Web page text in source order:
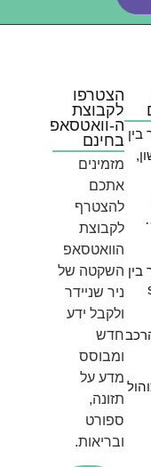
הצטרפו
לקבוצת
ה-וואטסאפ
בחינם
מזמינים
אתכם
להצטרף
לקבוצת
הוואטסאפ
השקטה של
ניר שניידר
ולקבל ידע
חדש
ומבוסס
מדע על
תזונה,
ספורט
ובריאות.